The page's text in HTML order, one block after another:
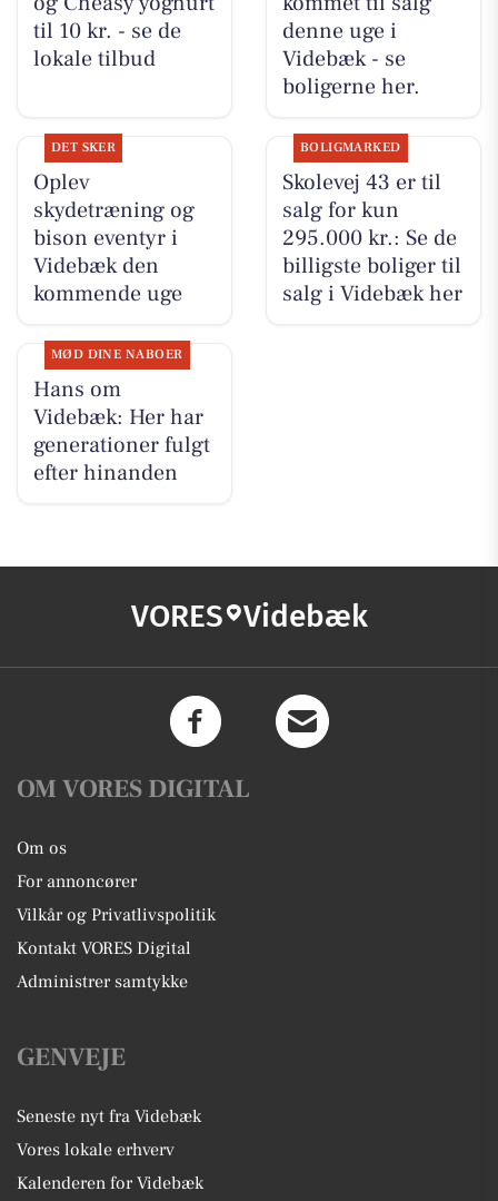
til 10 kr. - se de
lokale tilbud
denne uge i
Videbæk - se
boligerne her.
DET SKER
Oplev
skydetræning og
bison eventyr i
Videbæk den
kommende uge
BOLIGMARKED
Skolevej 43 er til
salg for kun
295.000 kr.: Se de
billigste boliger til
salg i Videbæk her
MØD DINE NABOER
Hans om
Videbæk: Her har
generationer fulgt
efter hinanden
VORES Videbæk
OM VORES DIGITAL
Om os
For annoncører
Vilkår og Privatlivspolitik
Kontakt VORES Digital
Administrer samtykke
GENVEJE
Seneste nyt fra Videbæk
Vores lokale erhverv
Kalenderen for Videbæk